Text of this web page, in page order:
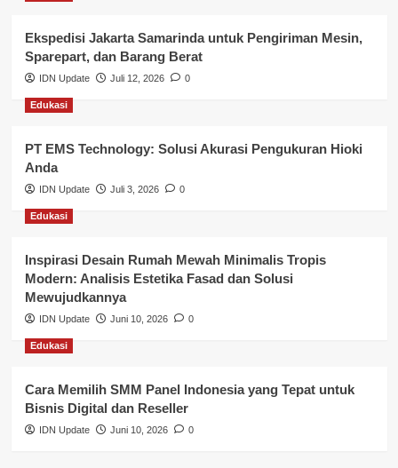
Layanan Publik Kabupaten Banyuasin
Nasional
Pemerintahan
Pendidikan
Perbankan & Keuangan
Perpajakan & Keuangan
Profil Wilayah Banyuasin
Sosial & Budaya
Sosial & Kesejahteraan
Ekspedisi Jakarta Samarinda untuk Pengiriman Mesin,
Sparepart, dan Barang Berat
IDN Update Juli 12, 2026 0
Edukasi
PT EMS Technology: Solusi Akurasi Pengukuran Hioki
Anda
IDN Update Juli 3, 2026 0
Edukasi
Inspirasi Desain Rumah Mewah Minimalis Tropis
Modern: Analisis Estetika Fasad dan Solusi
Mewujudkannya
IDN Update Juni 10, 2026 0
Edukasi
Cara Memilih SMM Panel Indonesia yang Tepat untuk
Bisnis Digital dan Reseller
IDN Update Juni 10, 2026 0